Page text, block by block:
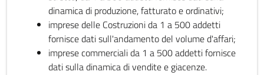
dinamica di produzione, fatturato e ordinativi;
imprese delle Costruzioni da 1 a 500 addetti
fornisce dati sull'andamento del volume d'affari;
imprese commerciali da 1 a 500 addetti fornisce
dati sulla dinamica di vendite e giacenze.